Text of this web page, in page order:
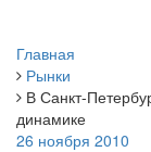
Главная
Рынки
В Санкт-
динамике
26 ноября 2010